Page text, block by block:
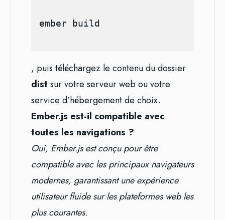
, puis téléchargez le contenu du dossier
dist sur votre serveur web ou votre
service d’hébergement de choix.
Ember.js est-il compatible avec
toutes les navigations ?
Oui, Ember.js est conçu pour être
compatible avec les principaux navigateurs
modernes, garantissant une expérience
utilisateur fluide sur les plateformes web les
plus courantes.